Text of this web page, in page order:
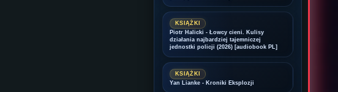
KSIĄŻKI
Piotr Halicki - Łowcy cieni. Kulisy
działania najbardziej tajemniczej
jednostki policji (2026) [audiobook PL]
KSIĄŻKI
Yan Lianke - Kroniki Eksplozji